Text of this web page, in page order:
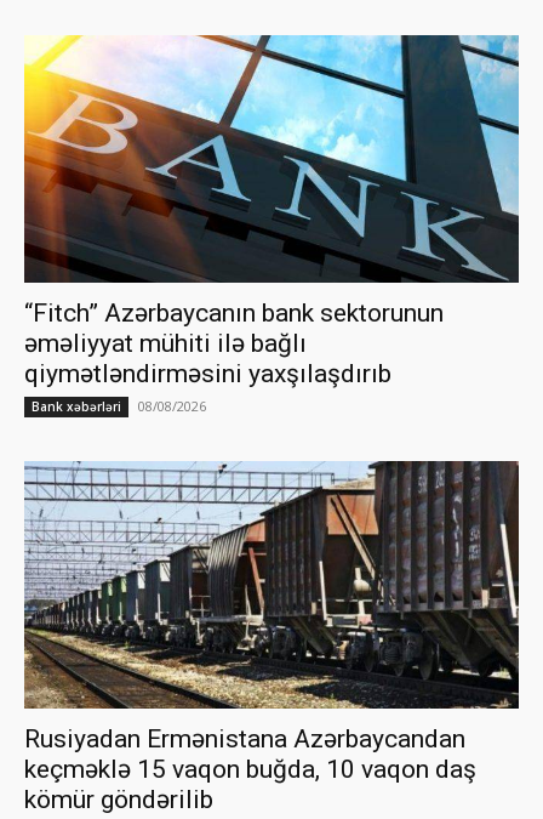
“Fitch” Azərbaycanın bank sektorunun
əməliyyat mühiti ilə bağlı
qiymətləndirməsini yaxşılaşdırıb
Bank xəbərləri 08/08/2026
Rusiyadan Ermənistana Azərbaycandan
keçməklə 15 vaqon buğda, 10 vaqon daş
kömür göndərilib